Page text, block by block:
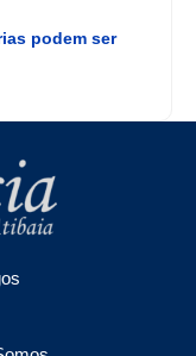
podem ser